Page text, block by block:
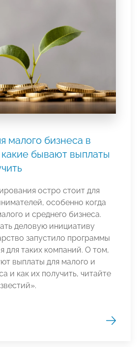
малого бизнеса в
бывают выплаты
остро стоит для
особенно когда
и среднего бизнеса.
деловую инициативу
запустило программы
для таких компаний. О том,
выплаты для малого и
и как их получить, читайте